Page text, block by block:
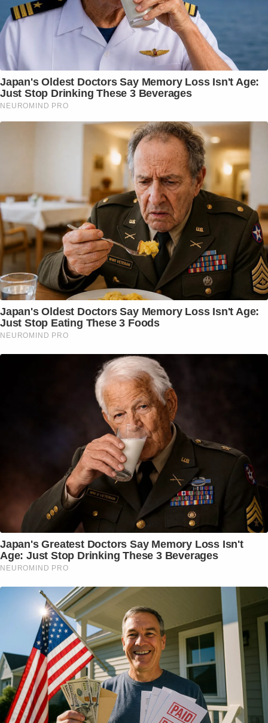
Japan's Oldest Doctors Say Memory Loss Isn't Age:
Just Stop Drinking These 3 Beverages
NEUROMIND PRO
Japan's Oldest Doctors Say Memory Loss Isn't Age:
Just Stop Eating These 3 Foods
NEUROMIND PRO
Japan's Greatest Doctors Say Memory Loss Isn't
Age: Just Stop Drinking These 3 Beverages
NEUROMIND PRO